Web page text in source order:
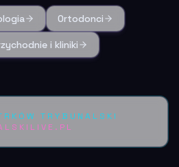
Ortodonci
i kliniki
TRYBUNALSKI